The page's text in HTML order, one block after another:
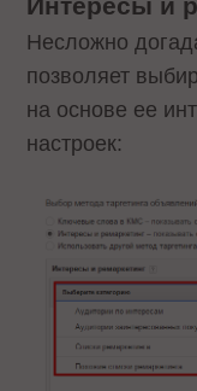
Несложно
позволяет
на основе ее
настроек: